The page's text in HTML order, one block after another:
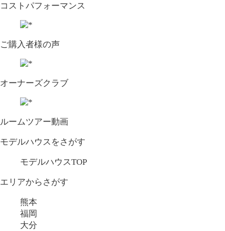
コストパフォーマンス
ご購入者様の声
オーナーズクラブ
ルームツアー動画
モデルハウスをさがす
モデルハウスTOP
エリアからさがす
熊本
福岡
大分